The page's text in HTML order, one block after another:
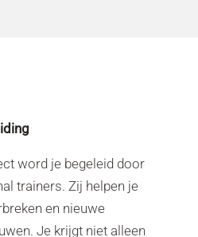
word je begeleid door
trainers. Zij helpen je
en nieuwe
Je krijgt niet alleen